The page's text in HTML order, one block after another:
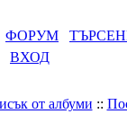
ФОРУМ
ВХОД